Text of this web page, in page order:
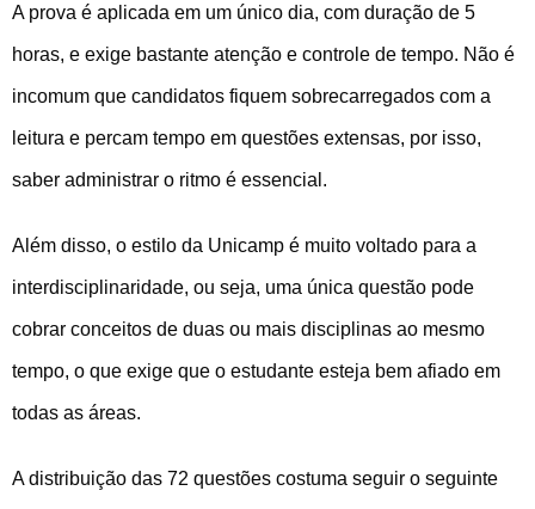
A prova é aplicada em um único dia, com duração de 5
horas, e exige bastante atenção e controle de tempo. Não é
incomum que candidatos fiquem sobrecarregados com a
leitura e percam tempo em questões extensas, por isso,
saber administrar o ritmo é essencial.
Além disso, o estilo da Unicamp é muito voltado para a
interdisciplinaridade, ou seja, uma única questão pode
cobrar conceitos de duas ou mais disciplinas ao mesmo
tempo, o que exige que o estudante esteja bem afiado em
todas as áreas.
A distribuição das 72 questões costuma seguir o seguinte